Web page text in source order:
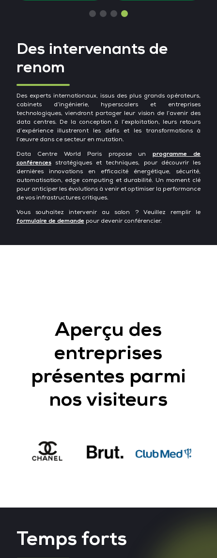
Des intervenants de
renom
Des experts internationaux, issus des plus grands opérateurs,
cabinets d’ingénierie, hyperscalers et entreprises
technologiques, viendront partager leur vision de l’avenir des
data centres. De la conception à l’exploitation, leurs retours
d’expérience illustreront les défis et les transformations à
l’œuvre dans ce secteur en mutation.
Data Centre World Paris propose un programme de
conférencesstratégiques et techniques, pour découvrir les
dernières innovations en efficacité énergétique, sécurité,
automatisation, edge computing et durabilité. Un moment clé
pour anticiper les évolutions à venir et optimiser la performance
de vos infrastructures critiques.
Vous souhaitez intervenir au salon ? Veuillez remplir le
formulaire de demande pour devenir conférencier.
Aperçu des
entreprises
présentes parmi
nos visiteurs
Temps forts